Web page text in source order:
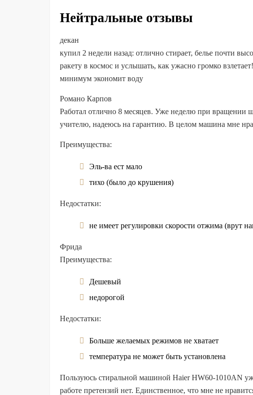
Нейтральные отзывы
декан
купил 2 недели назад: отлично стирает, белье почти
ракету в космос и услышать, как ужасно громко
минимум экономит воду
Романо Карпов
Работал отлично 8 месяцев. Уже неделю при
учителю, надеюсь на гарантию. В целом машина мне
Преимущества:
Эль-ва ест мало
тихо (было до крушения)
Недостатки:
не имеет регулировки скорости отжима (врут
Фрида
Преимущества:
Дешевый
недорогой
Недостатки:
Больше желаемых режимов не хватает
температура не может быть установлена
Пользуюсь стиральной машиной Haier HW60-1010AN
работе претензий нет. Единственное, что мне не